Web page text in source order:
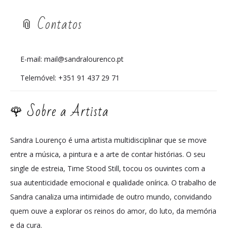
📎 Contatos
E-mail: mail@sandralourenco.pt
Telemóvel: +351 91 437 29 71
🌹 Sobre a Artista
Sandra Lourenço é uma artista multidisciplinar que se move
entre a música, a pintura e a arte de contar histórias. O seu
single de estreia, Time Stood Still, tocou os ouvintes com a
sua autenticidade emocional e qualidade onírica. O trabalho de
Sandra canaliza uma intimidade de outro mundo, convidando
quem ouve a explorar os reinos do amor, do luto, da memória
e da cura.